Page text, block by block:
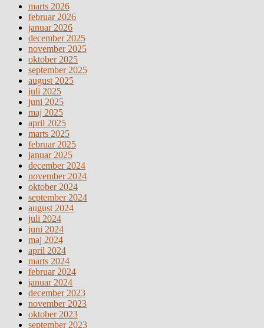
marts 2026
februar 2026
januar 2026
december 2025
november 2025
oktober 2025
september 2025
august 2025
juli 2025
juni 2025
maj 2025
april 2025
marts 2025
februar 2025
januar 2025
december 2024
november 2024
oktober 2024
september 2024
august 2024
juli 2024
juni 2024
maj 2024
april 2024
marts 2024
februar 2024
januar 2024
december 2023
november 2023
oktober 2023
september 2023